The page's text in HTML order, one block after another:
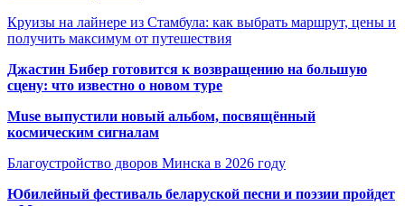
Круизы на лайнере из Стамбула: как выбрать маршрут, цены и
получить максимум от путешествия
Джастин Бибер готовится к возвращению на большую
сцену: что известно о новом туре
Muse выпустили новый альбом, посвящённый
космическим сигналам
Благоустройство дворов Минска в 2026 году
Юбилейный фестиваль беларуской песни и поэзии пройдет